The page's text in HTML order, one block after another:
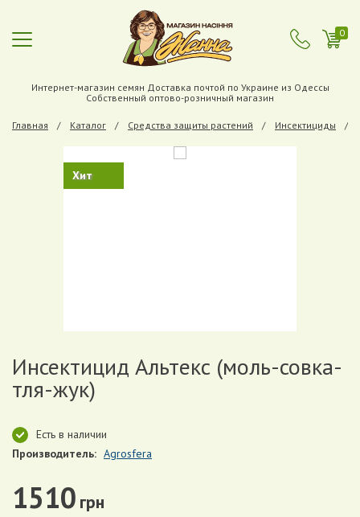
0
Интернет-магазин семян Доставка почтой по Украине из Одессы
Собственный оптово-розничный магазин
Главная Каталог Средства защиты растений Инсектициды
Хит
Инсектицид Альтекс (моль-совка-
тля-жук)
Есть в наличии
Производитель: Agrosfera
1510 грн